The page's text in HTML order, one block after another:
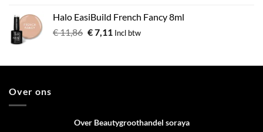
Halo EasiBuild French Fancy 8ml
€11,86 €7,11 Incl btw
Over ons
Over Beautygroothandel soraya